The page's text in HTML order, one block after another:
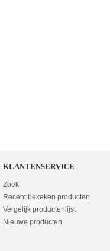
KLANTENSERVICE
Zoek
Recent bekeken producten
Vergelijk productenlijst
Nieuwe producten